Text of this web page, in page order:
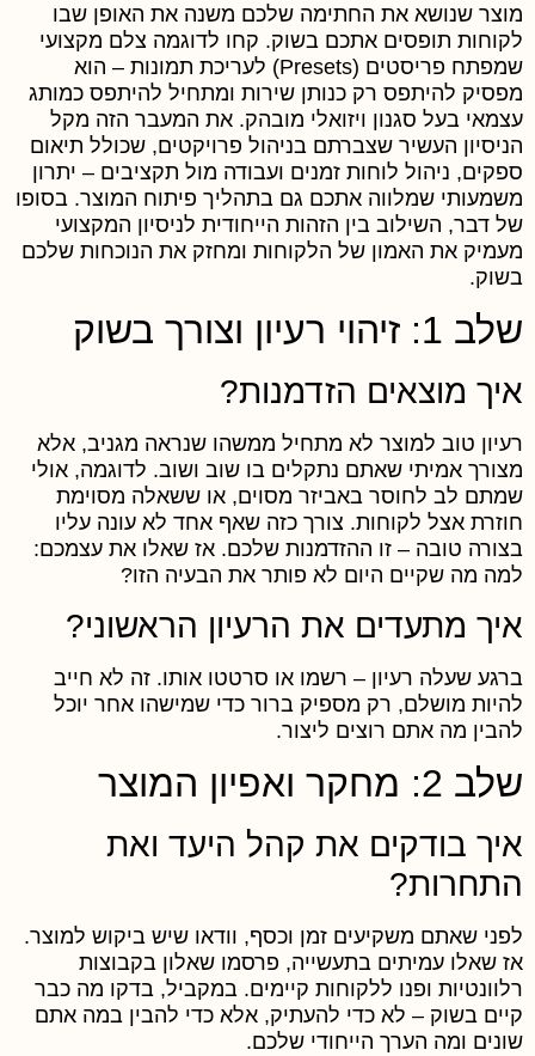
שנושא את החתימה שלכם משנה את האופן שבו
תופסים אתכם בשוק. קחו לדוגמה צלם מקצועי
שמפתח פריסטים (Presets) לעריכת תמונות – הוא
להיתפס רק כנותן שירות ומתחיל להיתפס כמותג
בעל סגנון ויזואלי מובהק. את המעבר הזה מקל
העשיר שצברתם בניהול פרויקטים, שכולל תיאום
ניהול לוחות זמנים ועבודה מול תקציבים – יתרון
שמלווה אתכם גם בתהליך פיתוח המוצר. בסופו
דבר, השילוב בין הזהות הייחודית לניסיון המקצועי
את האמון של הלקוחות ומחזק את הנוכחות שלכם
זיהוי רעיון וצורך בשוק
מוצאים הזדמנות?
טוב למוצר לא מתחיל ממשהו שנראה מגניב, אלא
אמיתי שאתם נתקלים בו שוב ושוב. לדוגמה, אולי
לב לחוסר באביזר מסוים, או ששאלה מסוימת
אצל לקוחות. צורך כזה שאף אחד לא עונה עליו
טובה – זו ההזדמנות שלכם. אז שאלו את עצמכם:
מה שקיים היום לא פותר את הבעיה הזו?
מתעדים את הרעיון הראשוני?
שעלה רעיון – רשמו או סרטטו אותו. זה לא חייב
מושלם, רק מספיק ברור כדי שמישהו אחר יוכל
מה אתם רוצים ליצור.
מחקר ואפיון המוצר
בודקים את קהל היעד ואת
שאתם משקיעים זמן וכסף, וודאו שיש ביקוש למוצר.
שאלו עמיתים בתעשייה, פרסמו שאלון בקבוצות
ופנו ללקוחות קיימים. במקביל, בדקו מה כבר
בשוק – לא כדי להעתיק, אלא כדי להבין במה אתם
ומה הערך הייחודי שלכם.